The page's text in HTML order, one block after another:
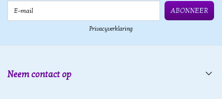
ABONNEER
Privacyverklaring
Neem contact op